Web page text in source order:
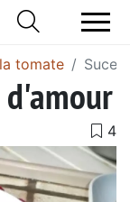
tomate